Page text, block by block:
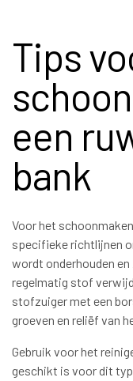
Tips
een
bank
Voor het
specifieke richtlijnen
wordt onderhouden
regelmatig stof
stofzuiger met een
groeven en reliëf van
Gebruik voor het
geschikt is voor dit